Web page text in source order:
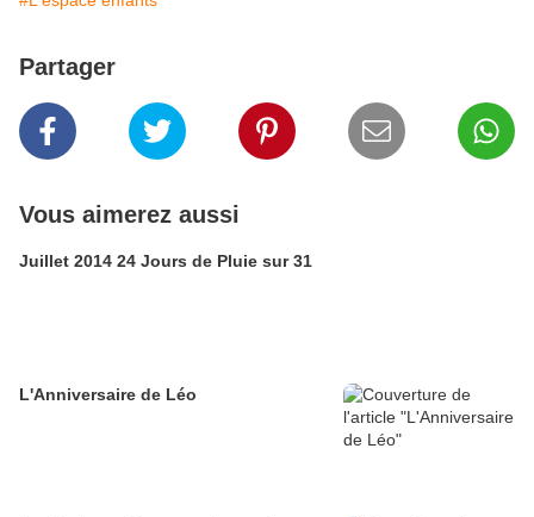
Partager
Vous aimerez aussi
Juillet 2014 24 Jours de Pluie sur 31
L'Anniversaire de Léo